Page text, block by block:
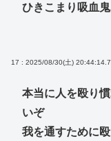
ひきこまり吸血
17 : 2025/08/30(土)
本当に人を殴り
いぞ
我を通すために